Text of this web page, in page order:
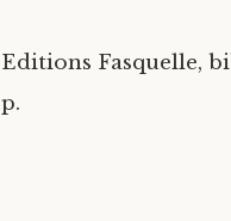
Editions Fasquelle,
p.